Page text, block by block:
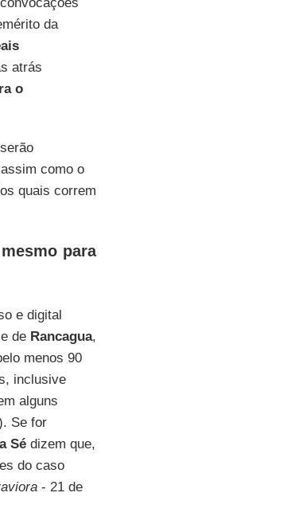
da
atrás
o
como o
quais correm
para
e digital
de Rancagua,
menos 90
inclusive
alguns
Se for
Sédizem que,
do caso
- 21 de